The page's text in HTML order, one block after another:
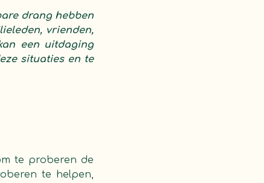
drang hebben
vrienden,
een uitdaging
situaties en te
te proberen de
te helpen,